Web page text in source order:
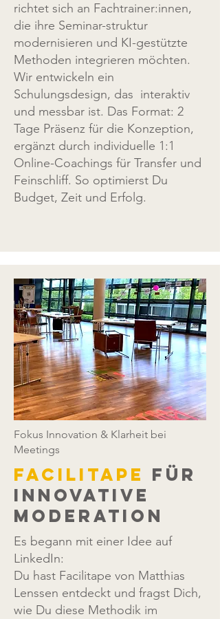
richtet sich an Fachtrainer:innen,
die ihre Seminar-struktur
modernisieren und KI-gestützte
Methoden integrieren möchten.
Wir entwickeln ein
Schulungsdesign, das interaktiv
und messbar ist. Das Format: 2
Tage Präsenz für die Konzeption,
ergänzt durch individuelle 1:1
Online-Coachings für Transfer und
Feinschliff. So optimierst Du
Budget, Zeit und Erfolg.
Fokus Innovation & Klarheit bei
Meetings
facilitape für
innovative
moderation
Es begann mit einer Idee auf
LinkedIn:
Du hast Facilitape von Matthias
Lenssen entdeckt und fragst Dich,
wie Du diese Methodik im